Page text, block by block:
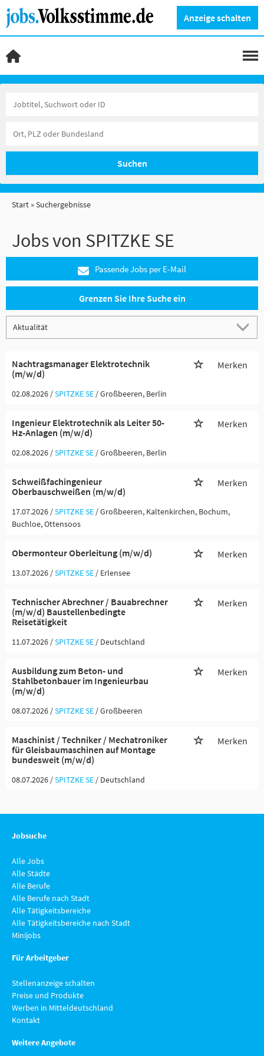
Anzeige schalten
Suchen
Start Suchergebnisse
Jobs von SPITZKE SE
Passende Jobs per E-Mail
Grenzen Sie Ihre Suche ein
Nachtragsmanager Elektrotechnik
(m/w/d)
Merken
02.08.2026 /SPITZKE SE / Großbeeren, Berlin
Ingenieur Elektrotechnik als Leiter 50-
Hz-Anlagen (m/w/d)
Merken
02.08.2026 /SPITZKE SE / Großbeeren, Berlin
Schweißfachingenieur
Oberbauschweißen (m/w/d)
Merken
17.07.2026 /SPITZKE SE / Großbeeren, Kaltenkirchen, Bochum,
Buchloe, Ottensoos
Obermonteur Oberleitung (m/w/d) Merken
13.07.2026 /SPITZKE SE / Erlensee
Technischer Abrechner / Bauabrechner
(m/w/d) Baustellenbedingte
Reisetätigkeit
Merken
11.07.2026 /SPITZKE SE / Deutschland
Ausbildung zum Beton- und
Stahlbetonbauer im Ingenieurbau
(m/w/d)
Merken
08.07.2026 /SPITZKE SE / Großbeeren
Maschinist / Techniker / Mechatroniker
für Gleisbaumaschinen auf Montage
bundesweit (m/w/d)
Merken
08.07.2026 /SPITZKE SE / Deutschland
Jobsuche
Alle Jobs
Alle Städte
Alle Berufe
Alle Berufe nach Stadt
Alle Tätigkeitsbereiche
Alle Tätigkeitsbereiche nach Stadt
Minijobs
Für Arbeitgeber
Stellenanzeige schalten
Preise und Produkte
Werben in Mitteldeutschland
Kontakt
Weitere Angebote